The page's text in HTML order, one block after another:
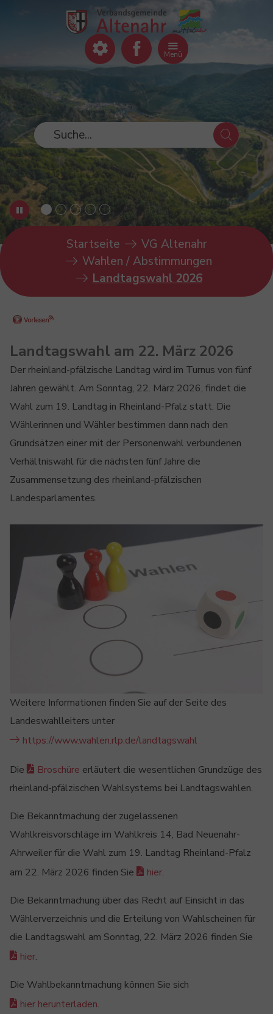
Zum Hauptinhalt springen
Zum Footer springen
Menü
You are here:Startseite
VG Altenahr
Wahlen / Abstimmungen
Landtagswahl 2026
Landtagswahl am 22. März 2026
Der rheinland-pfälzische Landtag wird im Turnus von fünf
Jahren gewählt. Am Sonntag, 22. März 2026, findet die
Wahl zum 19. Landtag in Rheinland-Pfalz statt. Die
Wählerinnen und Wähler bestimmen dann nach den
Grundsätzen einer mit der Personenwahl verbundenen
Verhältniswahl für die nächsten fünf Jahre die
Zusammensetzung des rheinland-pfälzischen
Landesparlamentes.
Weitere Informationen finden Sie auf der Seite des
Landeswahlleiters unter
https://www.wahlen.rlp.de/landtagswahl
Die Broschüre erläutert die wesentlichen Grundzüge des
rheinland-pfälzischen Wahlsystems bei Landtagswahlen.
Die Bekanntmachung der zugelassenen
Wahlkreisvorschläge im Wahlkreis 14, Bad Neuenahr-
Ahrweiler für die Wahl zum 19. Landtag Rheinland-Pfalz
am 22. März 2026 finden Sie
hier.
Die Bekanntmachung über das Recht auf Einsicht in das
Wählerverzeichnis und die Erteilung von Wahlscheinen für
die Landtagswahl am Sonntag, 22. März 2026 finden Sie
hier.
Die Wahlbekanntmachung können Sie sich
hier herunterladen.